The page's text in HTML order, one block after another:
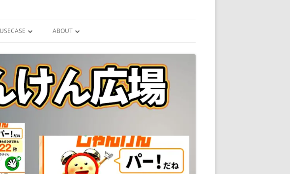
USECASE
ユースケース一覧 V1
雨が降り出す前に通知①GOOGLE HOME
スピーカーとライン通知
GOOGLE HOME音声コマンドで、パソコ
ンをシャットダウンする
GOOGLE HOME音声コマンドで、パソコ
ンを起動する
ABOUT
MISSION